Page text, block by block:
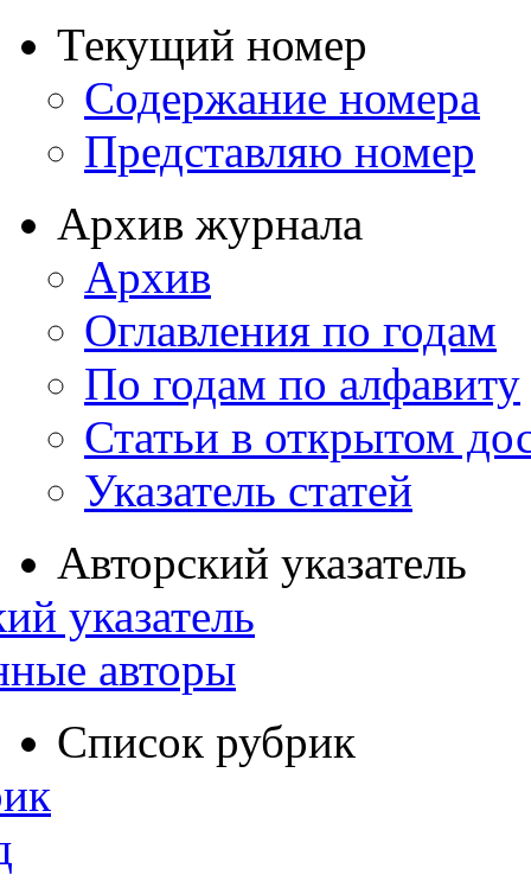
Текущий номер
Содержание номера
Представляю номер
Архив журнала
Архив
Оглавления по годам
По годам по алфавиту
Статьи в открытом
Указатель статей
Авторский указатель
указатель
авторы
Список рубрик